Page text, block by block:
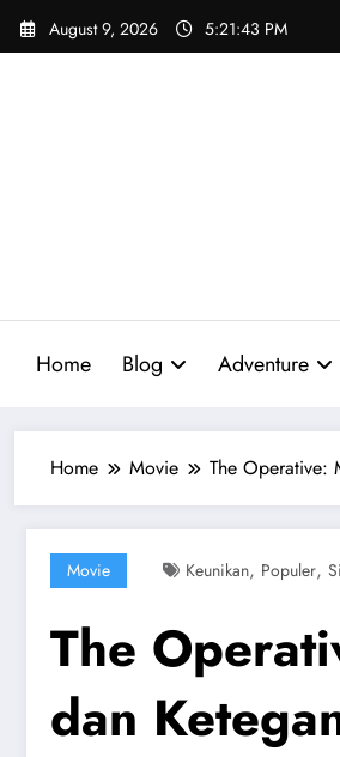
Skip
August 9, 2026 5:21:45 PM
Home Blog Adventure
Home Movie The Operative:
Movie Keunikan, Populer,
The
dan